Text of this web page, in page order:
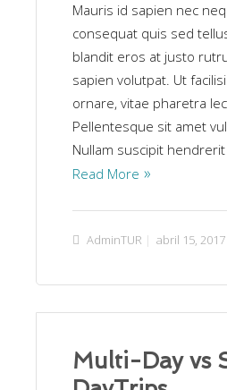
Mauris id sapien nec
consequat quis sed
blandit eros at justo
sapien volutpat. Ut
ornare, vitae pharetra
Pellentesque sit amet
Nullam suscipit
Read More
AdminTUR abril 15, 2017
Multi-Day vs